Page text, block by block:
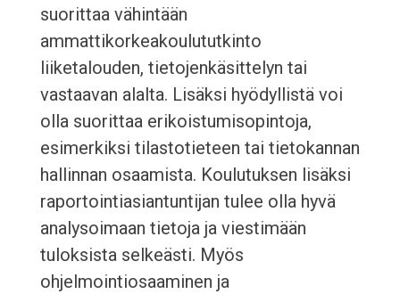
suorittaa vähintään
ammattikorkeakoulututkinto
liiketalouden, tietojenkäsittelyn tai
vastaavan alalta. Lisäksi hyödyllistä voi
olla suorittaa erikoistumisopintoja,
esimerkiksi tilastotieteen tai tietokannan
hallinnan osaamista. Koulutuksen lisäksi
raportointiasiantuntijan tulee olla hyvä
analysoimaan tietoja ja viestimään
tuloksista selkeästi. Myös
ohjelmointiosaaminen ja